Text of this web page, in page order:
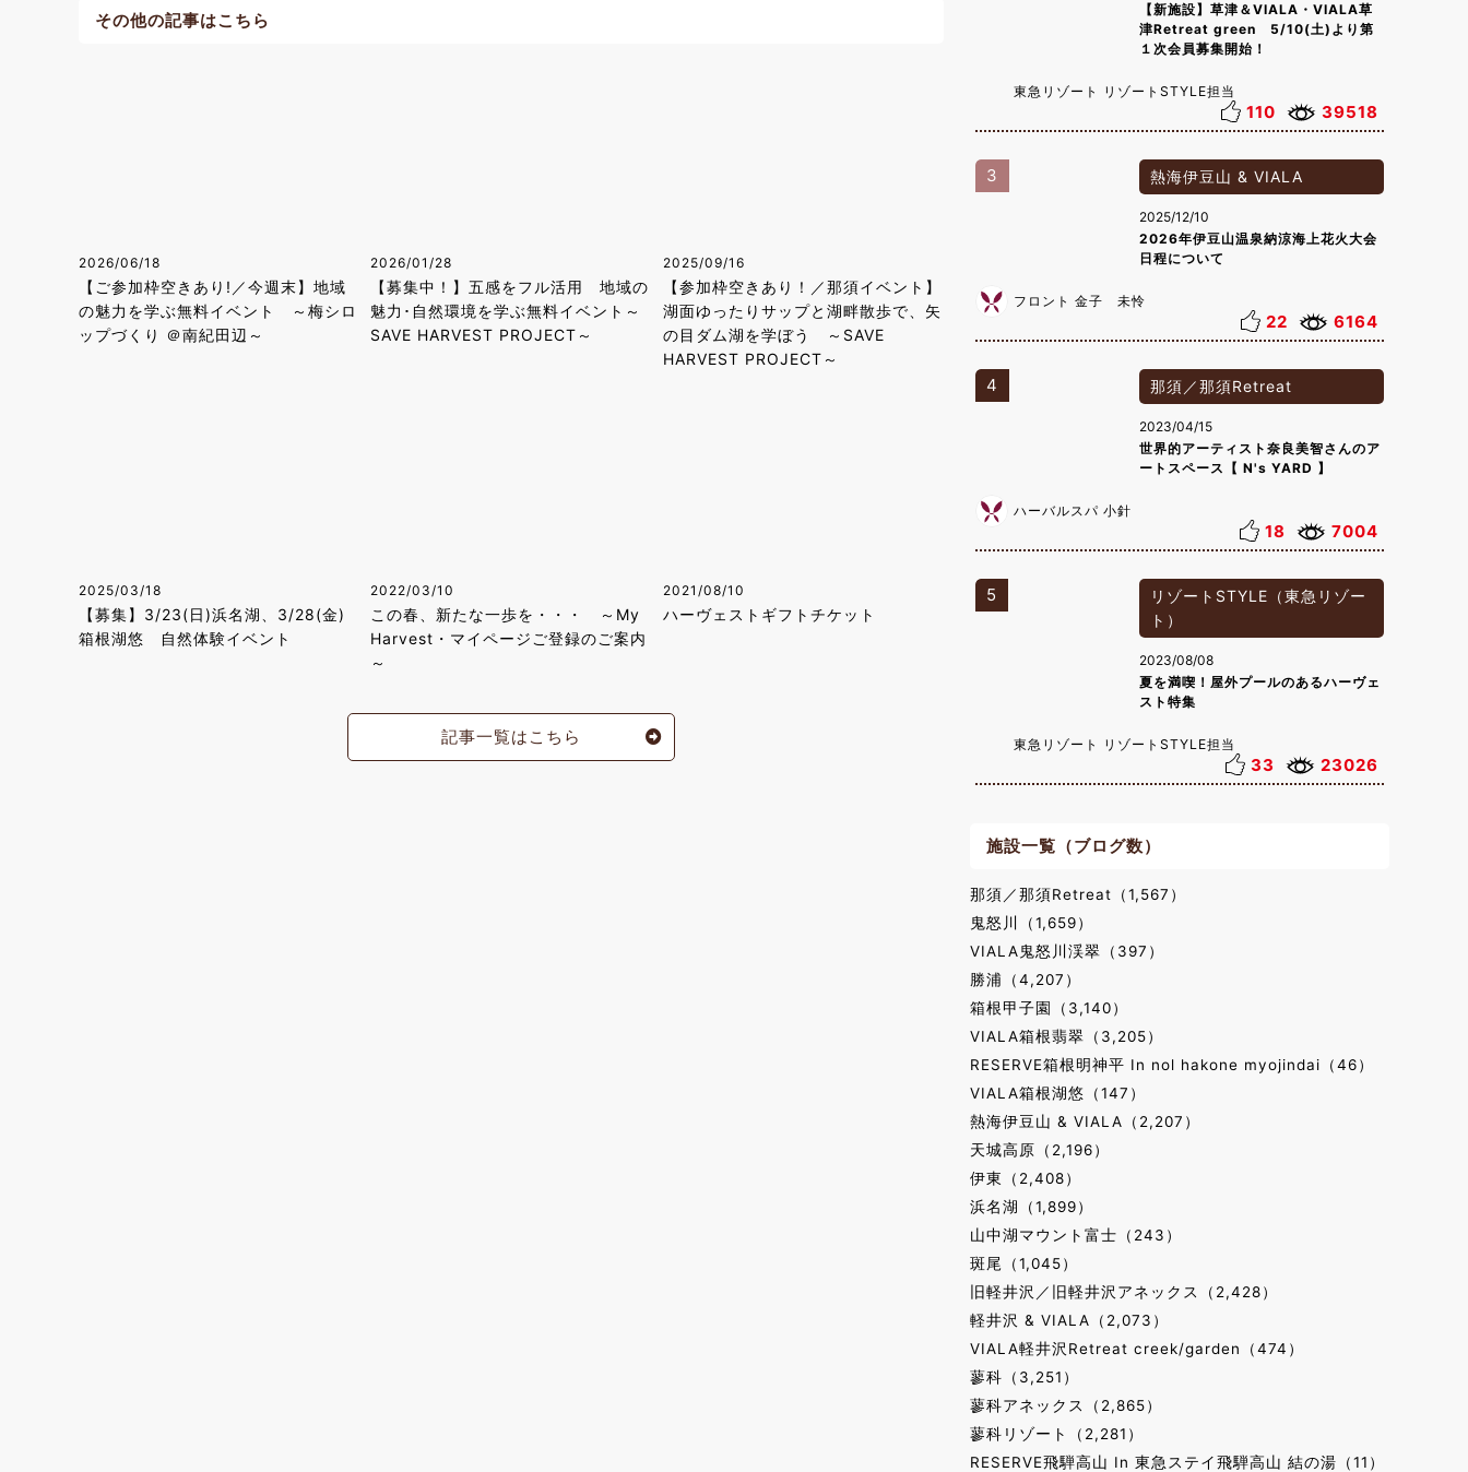
その他の記事はこちら
2026/06/18
【ご参加枠空きあり!／今週末】地域
の魅力を学ぶ無料イベント ～梅シロ
ップづくり ＠南紀田辺～
2026/01/28
【募集中！】五感をフル活用 地域の
魅力･自然環境を学ぶ無料イベント～
SAVE HARVEST PROJECT～
2025/09/16
【参加枠空きあり！／那須イベント】
湖面ゆったりサップと湖畔散歩で、矢
の目ダム湖を学ぼう ～SAVE
HARVEST PROJECT～
2025/03/18
【募集】3/23(日)浜名湖、3/28(金)
箱根湖悠 自然体験イベント
2022/03/10
この春、新たな一歩を・・・ ～My
Harvest・マイページご登録のご案内
～
2021/08/10
ハーヴェストギフトチケット
記事一覧はこちら
【新施設】草津＆VIALA・VIALA草
津Retreat green 5/10(土)より第
１次会員募集開始！
東急リゾート リゾートSTYLE担当
110 39518
3 熱海伊豆山 & VIALA
2025/12/10
2026年伊豆山温泉納涼海上花火大会
日程について
フロント 金子 未怜
22 6164
4 那須／那須Retreat
2023/04/15
世界的アーティスト奈良美智さんのア
ートスペース【 N's YARD 】
ハーバルスパ 小針
18 7004
5
リゾートSTYLE（東急リゾー
ト）
2023/08/08
夏を満喫！屋外プールのあるハーヴェ
スト特集
東急リゾート リゾートSTYLE担当
33 23026
施設一覧（ブログ数）
那須／那須Retreat（1,567）
鬼怒川（1,659）
VIALA鬼怒川渓翠（397）
勝浦（4,207）
箱根甲子園（3,140）
VIALA箱根翡翠（3,205）
RESERVE箱根明神平 In nol hakone myojindai（46）
VIALA箱根湖悠（147）
熱海伊豆山 & VIALA（2,207）
天城高原（2,196）
伊東（2,408）
浜名湖（1,899）
山中湖マウント富士（243）
斑尾（1,045）
旧軽井沢／旧軽井沢アネックス（2,428）
軽井沢 & VIALA（2,073）
VIALA軽井沢Retreat creek/garden（474）
蓼科（3,251）
蓼科アネックス（2,865）
蓼科リゾート（2,281）
RESERVE飛騨高山 In 東急ステイ飛騨高山 結の湯（11）